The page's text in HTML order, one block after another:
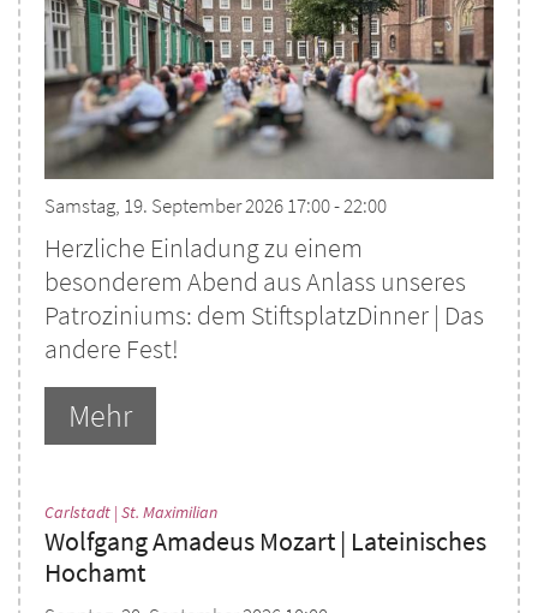
Samstag, 19. September 2026 17:00 - 22:00
Herzliche Einladung zu einem
besonderem Abend aus Anlass unseres
Patroziniums: dem StiftsplatzDinner | Das
andere Fest!
Mehr
Carlstadt | St. Maximilian:
Wolfgang Amadeus Mozart | Lateinisches
Hochamt